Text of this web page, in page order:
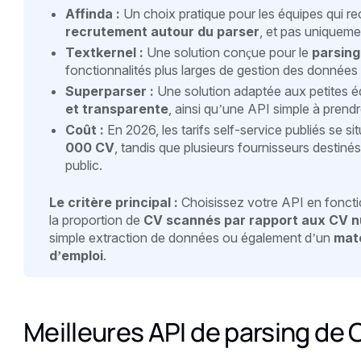
Affinda : Un choix pratique pour les équipes qui
recrutement autour du parser, et pas
Textkernel : Une solution conçue pour le
fonctionnalités plus larges de gestion des
Superparser : Une solution adaptée aux petites
et transparente, ainsi qu’une API simple à
Coût : En 2026, les tarifs self-service publiés se
000 CV, tandis que plusieurs fournisseurs
public.
Le critère principal : Choisissez votre API en
la proportion de CV scannés par rapport aux CV
simple extraction de données ou également d’un
d’emploi.
Meilleures API de parsing de